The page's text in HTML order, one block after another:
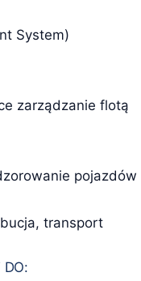
System)
zarządzanie flotą
pojazdów
transport
DO: